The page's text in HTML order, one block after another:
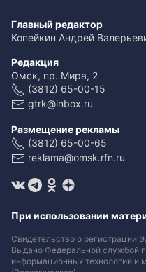
Главный редактор
Копейкин Андрей
Редакция
Омск, пр. Мира, 2
(3812) 65-00-15
gtrk@inbox.ru
Размещение рекламы
(3812) 65-00-65
reklama@omsk.rfn.ru
При использовании
Свидетельство о регистрации
Выдано Федеральной службой
информационных технологий и